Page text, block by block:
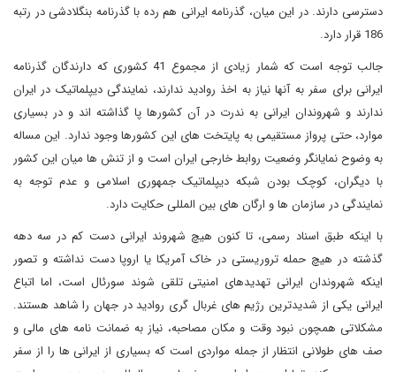
دسترسی دارند. در این میان، گذرنامه ایرانی هم رده با گذرنامه بنگلادشی در رتبه
186 قرار دارد.
جالب توجه است که شمار زیادی از مجموع 41 کشوری که دارندگان گذرنامه
ایرانی برای سفر به آنها نیاز به اخذ روادید ندارند، نمایندگی دیپلماتیک در ایران
ندارند و شهروندان ایرانی به ندرت در آن کشورها پا گذاشته اند و در بسیاری
موارد، حتی پرواز مستقیمی به پایتخت های این کشورها وجود ندارد. این مساله
به وضوح نمایانگر وضعیت روابط خارجی ایران است و از تنش ها میان این کشور
با دیگران، کوچک بودن شبکه دیپلماتیک جمهوری اسلامی و عدم توجه به
نمایندگی در سازمان ها و ارگان های بین المللی حکایت دارد.
با اینکه طبق اسناد رسمی، تا کنون هیچ شهروند ایرانی دست کم در سه دهه
گذشته در هیچ حمله تروریستی در خاک آمریکا یا اروپا دست نداشته و تصور
اینکه شهروندان ایرانی تهدیدهای امنیتی تلقی شوند سورئال است، اما اتباع
ایرانی یکی از شدیدترین رژیم های غربال گری روادید در جهان را شاهد هستند.
مشکلاتی همچون نبود وقت و مکان مصاحبه، نیاز به ضمانت نامه های مالی و
صف های طولانی انتظار از جمله مواردی است که بسیاری از ایرانی ها را از سفر